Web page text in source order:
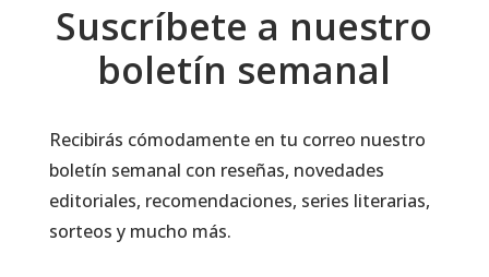
Suscríbete a nuestro
boletín semanal
Recibirás cómodamente en tu correo nuestro
boletín semanal con reseñas, novedades
editoriales, recomendaciones, series literarias,
sorteos y mucho más.